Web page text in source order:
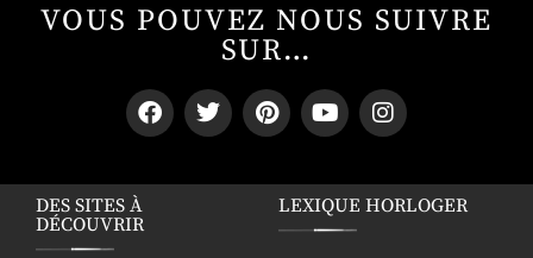
VOUS POUVEZ NOUS SUIVRE
SUR…
DES SITES À
DÉCOUVRIR
LEXIQUE HORLOGER